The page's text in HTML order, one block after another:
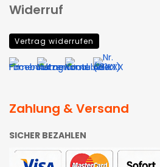
Widerruf
Vertrag widerrufen
Zahlung & Versand
SICHER BEZAHLEN